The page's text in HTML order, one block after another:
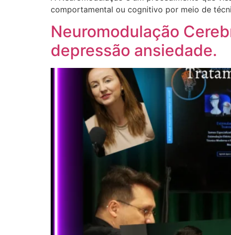
comportamental ou cognitivo por meio de
Neuromodulação
depressão ansiedade.